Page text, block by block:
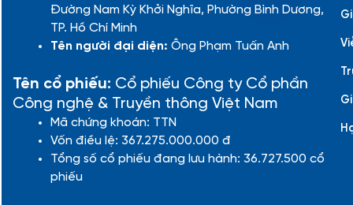
Đường Nam Kỳ Khởi Nghĩa, Phường Bình Dương,
TP. Hồ Chí Minh
Tên người đại diện: Ông Phạm Tuấn Anh
Tên cổ phiếu: Cổ phiếu Công ty Cổ phần
Công nghệ & Truyền thông Việt Nam
Mã chứng khoán: TTN
Vốn điều lệ: 367.275.000.000 đ
Tổng số cổ phiếu đang lưu hành: 36.727.500 cổ
phiếu